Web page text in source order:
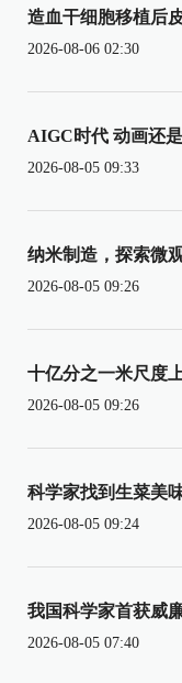
造血干细胞移植后
2026-08-06 02:30
AIGC时代 动画还
2026-08-05 09:33
纳米制造，探索微
2026-08-05 09:26
十亿分之一米尺度
2026-08-05 09:26
科学家找到生菜美
2026-08-05 09:24
我国科学家首获威
2026-08-05 07:40